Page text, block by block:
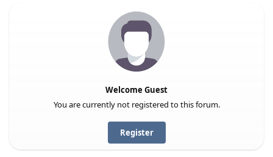
Welcome Guest
You are currently not registered to this forum.
Register